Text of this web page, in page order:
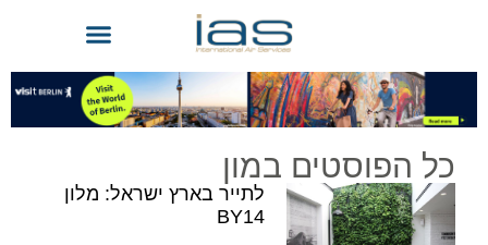
כל הפוסטים במון
לתייר בארץ ישראל: מלון
BY14